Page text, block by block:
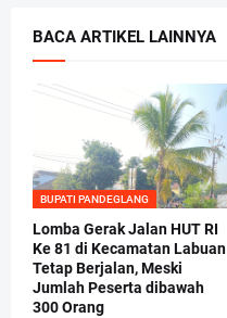
BACA ARTIKEL LAINNYA
BUPATI PANDEGLANG
Lomba Gerak Jalan HUT RI
Ke 81 di Kecamatan Labuan
Tetap Berjalan, Meski
Jumlah Peserta dibawah
300 Orang